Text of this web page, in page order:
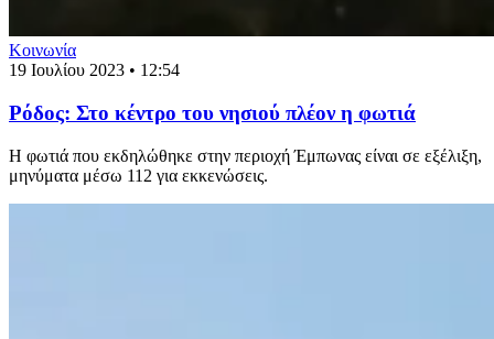
Κοινωνία
19 Ιουλίου 2023 • 12:54
Ρόδος: Στο κέντρο του νησιού πλέον η φωτιά
Η φωτιά που εκδηλώθηκε στην περιοχή Έμπωνας είναι σε εξέλιξη,
μηνύματα μέσω 112 για εκκενώσεις.